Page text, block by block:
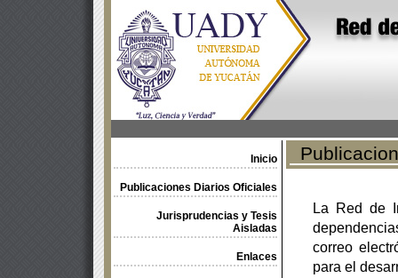
Inicio
Publicaciones Diarios Oficiales
Jurisprudencias y Tesis
Aisladas
Enlaces
La Red de
correo
para el